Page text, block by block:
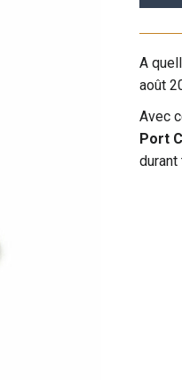
A
août
Avec
Port
durant